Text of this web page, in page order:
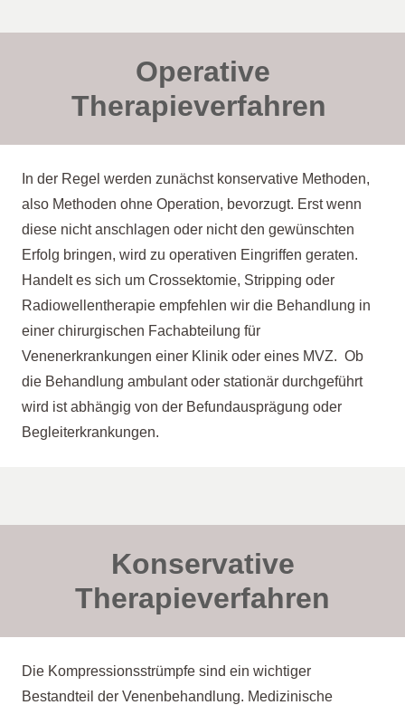
Operative
Therapieverfahren
In der Regel werden zunächst konservative Methoden,
also Methoden ohne Operation, bevorzugt. Erst wenn
diese nicht anschlagen oder nicht den gewünschten
Erfolg bringen, wird zu operativen Eingriffen geraten.
Handelt es sich um Crossektomie, Stripping oder
Radiowellentherapie empfehlen wir die Behandlung in
einer chirurgischen Fachabteilung für
Venenerkrankungen einer Klinik oder eines MVZ. Ob
die Behandlung ambulant oder stationär durchgeführt
wird ist abhängig von der Befundausprägung oder
Begleiterkrankungen.
Konservative
Therapieverfahren
Die Kompressionsstrümpfe sind ein wichtiger
Bestandteil der Venenbehandlung. Medizinische